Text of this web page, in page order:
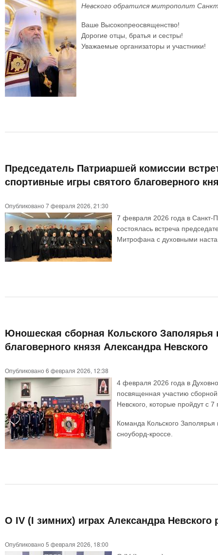
Невского обратился митрополит
Ваше Высокопреосвященство!
Дорогие отцы, братья и сестры!
Уважаемые организаторы и участники!
Председатель Патриаршей комиссии
спортивные игры святого благоверного
Опубликовано 7 февраля 2026, 21:30
7 февраля 2026 года в Санкт-
состоялась встреча
Митрофана с духовными
Юношеская сборная Кольского Заполярья
благоверного князя Александра Невского
Опубликовано 6 февраля 2026, 12:38
4 февраля 2026 года в
посвященная участию
Невского, которые пройдут с
Команда Кольского
сноуборд-кроссе.
О IV (I зимних) играх Александра Невского
Опубликовано 5 февраля 2026, 18:00